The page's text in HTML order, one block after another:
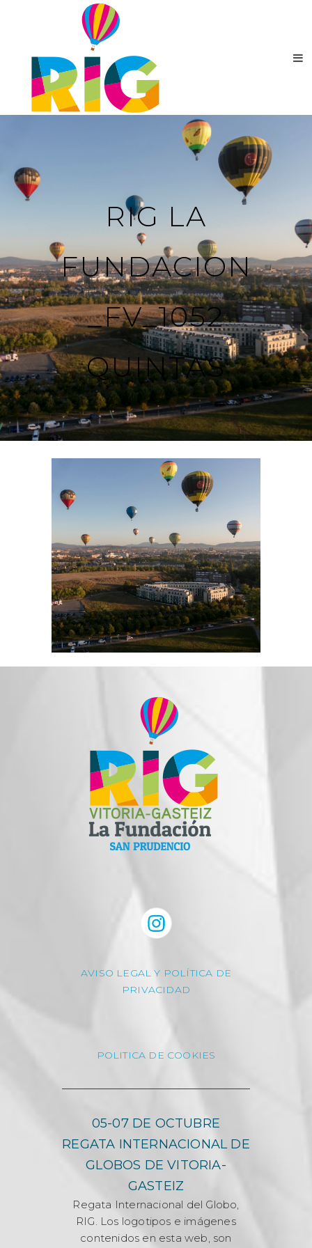
RIG LA
FUNDACION
_FV_1052
QUINTAS
AVISO LEGAL Y POLÍTICA DE
PRIVACIDAD
POLITICA DE COOKIES
05-07 DE OCTUBRE
REGATA INTERNACIONAL DE
GLOBOS DE VITORIA-
GASTEIZ
Regata Internacional del Globo,
RIG. Los logotipos e imágenes
contenidos en esta web, son